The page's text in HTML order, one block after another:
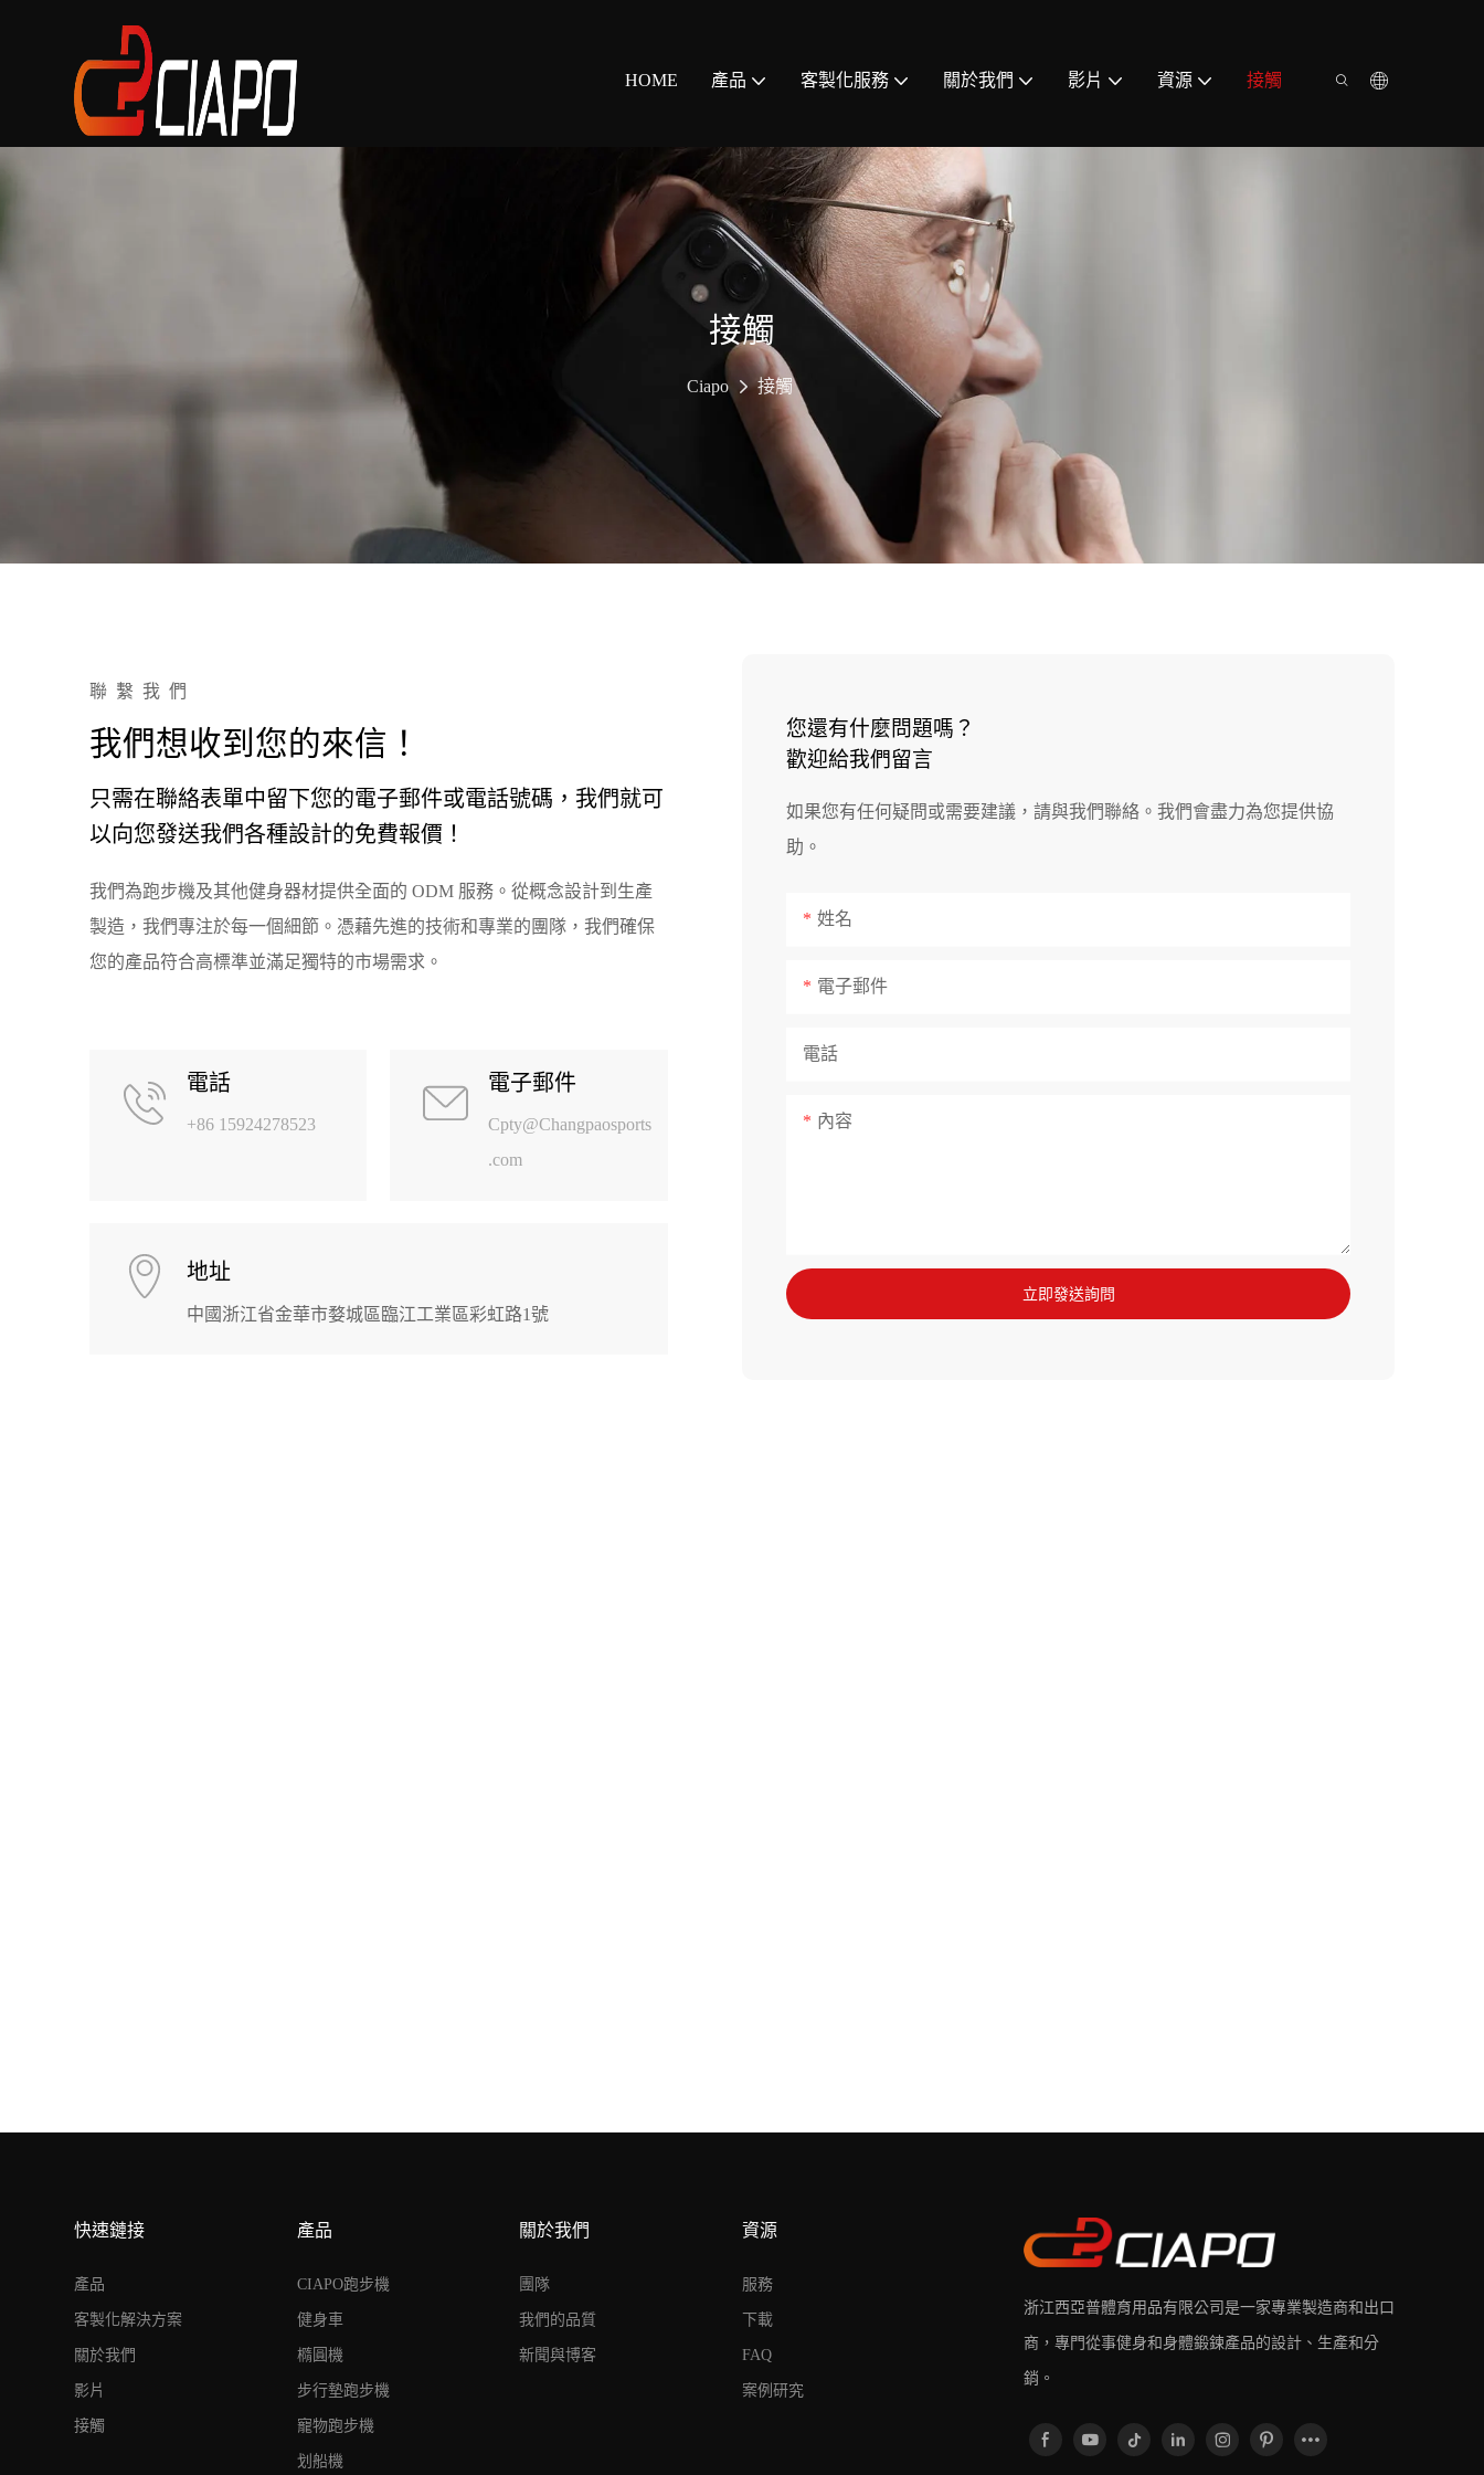
HOME 產品 客製化服務 關於我們 影片 資源 接觸
接觸
Ciapo 接觸
聯繫我們
我們想收到您的來信！
只需在聯絡表單中留下您的電子郵件或電話號碼，我們就可
以向您發送我們各種設計的免費報價！
我們為跑步機及其他健身器材提供全面的 ODM 服務。 從概念設計到生產
製造，我們專注於每一個細節。 憑藉先進的技術和專業的團隊，我們確保
您的產品符合高標準並滿足獨特的市場需求。
電話
+86 15924278523
電子郵件
Cpty@Changpaosports
.com
地址
中國浙江省金華市婺城區臨江工業區彩虹路1號
您還有什麼問題嗎？
歡迎給我們留言
如果您有任何疑問或需要建議，請與我們聯絡。我們會盡力為您提供協
助。
姓名
電子郵件
電話
內容
立即發送詢問
快速鏈接
產品
客製化解決方案
關於我們
影片
接觸
產品
CIAPO跑步機
健身車
橢圓機
步行墊跑步機
寵物跑步機
划船機
關於我們
團隊
我們的品質
新聞與博客
資源
服務
下載
FAQ
案例研究
浙江西亞普體育用品有限公司是一家專業製造商和出口
商，專門從事健身和身體鍛鍊產品的設計、生產和分
銷。